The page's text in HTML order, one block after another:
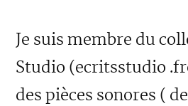
Je suis membre du
Studio (ecritsstudio
des pièces sonores (